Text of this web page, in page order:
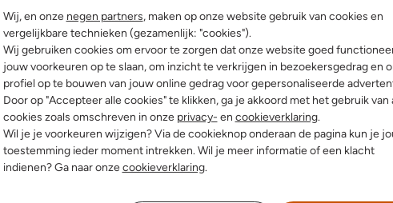
Wij, en onze negen partners, maken op onze website gebruik van cookies en
vergelijkbare technieken (gezamenlijk: "cookies").
Wij gebruiken cookies om ervoor te zorgen dat onze website goed
jouw voorkeuren op te slaan, om inzicht te verkrijgen in bezoekersgedrag en
profiel op te bouwen van jouw online gedrag voor gepersonaliseerde
Door op "Accepteer alle cookies" te klikken, ga je akkoord met het gebruik van
cookies zoals omschreven in onze privacy- en cookieverklaring.
Wil je je voorkeuren wijzigen? Via de cookieknop onderaan de pagina kun je
toestemming ieder moment intrekken. Wil je meer informatie of een klacht
indienen? Ga naar onzecookieverklaring.